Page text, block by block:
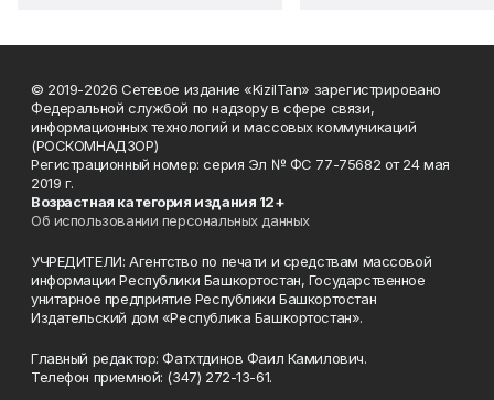
© 2019-2026 Сетевое издание «KizilTan» зарегистрировано
Федеральной службой по надзору в сфере связи,
информационных технологий и массовых коммуникаций
(РОСКОМНАДЗОР)
Регистрационный номер: серия Эл № ФС 77-75682 от 24 мая
2019 г.
Возрастная категория издания 12+
Об использовании персональных данных
УЧРЕДИТЕЛИ: Агентство по печати и средствам массовой
информации Республики Башкортостан, Государственное
унитарное предприятие Республики Башкортостан
Издательский дом «Республика Башкортостан».
Главный редактор: Фатхтдинов Фаил Камилович.
Телефон приемной: (347) 272-13-61.